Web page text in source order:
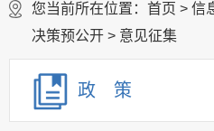
您当前所在位置： 首页 > 信
决策预公开 > 意见征集
政 策